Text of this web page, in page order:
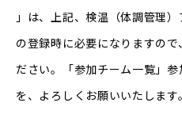
」は、上記、検温（体調管理
の登録時に必要になりますの
ださい。「参加チーム一覧 」
を、よろしくお願いいたします。